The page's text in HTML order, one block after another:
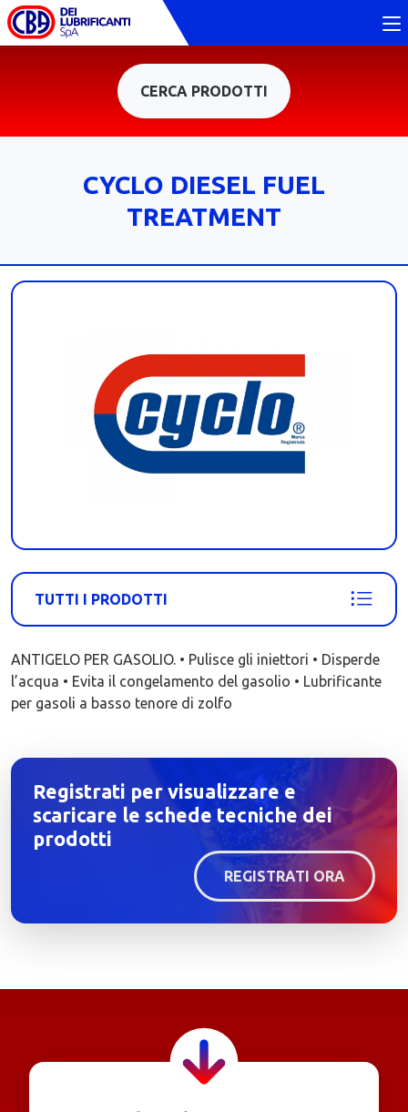
CERCA PRODOTTI
CYCLO DIESEL FUEL
TREATMENT
TUTTI I PRODOTTI
ANTIGELO PER GASOLIO. • Pulisce gli iniettori • Disperde
l’acqua • Evita il congelamento del gasolio • Lubrificante
per gasoli a basso tenore di zolfo
Registrati per visualizzare e
scaricare le schede tecniche dei
prodotti
REGISTRATI ORA